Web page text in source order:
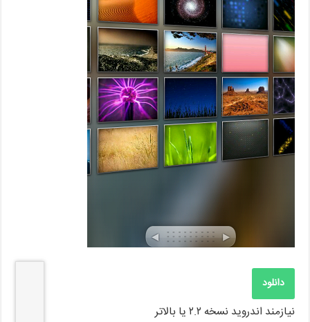
دانلود
نیازمند اندروید نسخه ۲.۲ یا بالاتر